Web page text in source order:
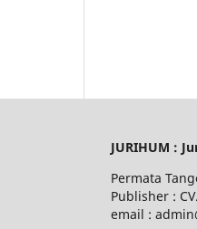
JURIHUM :
Permata
Publisher :
email :